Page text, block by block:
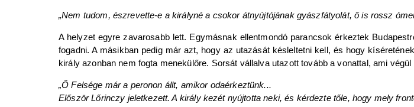
„Nem tudom, észrevette-e a királyné a csokor átnyújtójának gyászfátyolát, ő is rossz
A helyzet egyre zavarosabb lett. Egymásnak ellentmondó parancsok érkeztek
fogadni. A másikban pedig már azt, hogy az utazását késleltetni kell, és hogy
király azonban nem fogta menekülőre. Sorsát vállalva utazott tovább a vonattal, ami
„Ő Felsége már a peronon állt, amikor odaérkeztünk...
Először Lőrinczy jeletkezett. A király kezét nyújtotta neki, és kérdezte tőle, hogy mely